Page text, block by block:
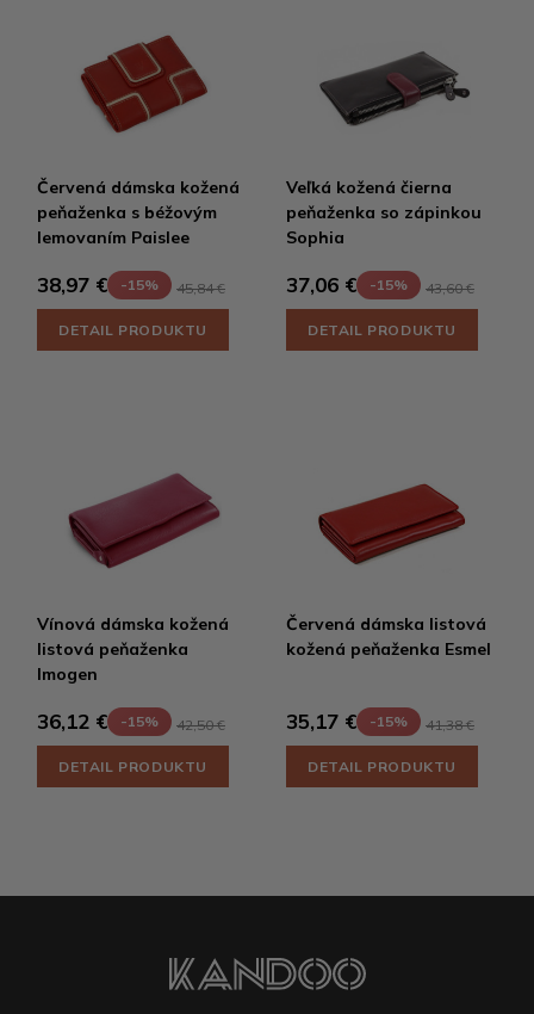
Červená dámska kožená
peňaženka s béžovým
lemovaním Paislee
38,97 € -15% 45,84 €
DETAIL PRODUKTU
Veľká kožená čierna
peňaženka so zápinkou
Sophia
37,06 € -15% 43,60 €
DETAIL PRODUKTU
Vínová dámska kožená
listová peňaženka
Imogen
36,12 € -15% 42,50 €
DETAIL PRODUKTU
Červená dámska listová
kožená peňaženka Esmel
35,17 € -15% 41,38 €
DETAIL PRODUKTU